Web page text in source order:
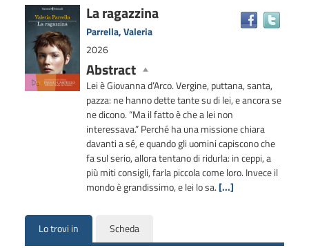
Dettaglio
del
documento
La ragazzina
Parrella, Valeria
2026
Abstract
Lei è Giovanna d’Arco. Vergine, puttana, santa,
pazza: ne hanno dette tante su di lei, e ancora se
ne dicono. “Ma il fatto è che a lei non
interessava.” Perché ha una missione chiara
davanti a sé, e quando gli uomini capiscono che
fa sul serio, allora tentano di ridurla: in ceppi, a
più miti consigli, farla piccola come loro. Invece il
mondo è grandissimo, e lei lo sa. [...]
Lo trovi in Scheda